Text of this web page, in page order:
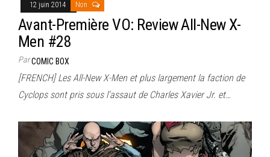
12 juin 2014 Non
Avant-Première VO: Review All-New X-
Men #28
ParCOMIC BOX
[FRENCH] Les All-New X-Men et plus largement la faction de
Cyclops sont pris sous l’assaut de Charles Xavier Jr. et…